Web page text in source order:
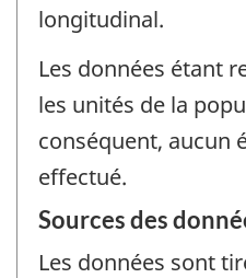
longitudinal.
Les données étant
les unités de la
conséquent, aucun
effectué.
Sources des
Les données sont